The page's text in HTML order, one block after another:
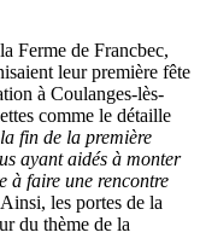
Ferme de Francbec,
leur première fête
à Coulanges-lès-
comme le détaille
fin de la première
ayant aidés à monter
à faire une rencontre
les portes de la
du thème de la